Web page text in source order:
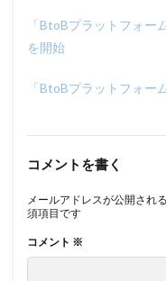
「BtoBプラットフォー
を開始
「BtoBプラットフォー
コメントを書く
メールアドレスが公開され
須項目です
コメント ※